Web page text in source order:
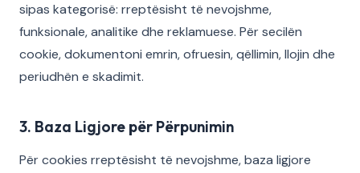
sipas kategorisë: rreptësisht të nevojshme,
funksionale, analitike dhe reklamuese. Për secilën
cookie, dokumentoni emrin, ofruesin, qëllimin, llojin dhe
periudhën e skadimit.
3. Baza Ligjore për Përpunimin
Për cookies rreptësisht të nevojshme, baza ligjore